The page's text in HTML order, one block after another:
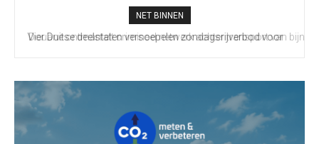
NET BINNEN
Douane ontmantelt crimineel netwerk achter transport van bijna